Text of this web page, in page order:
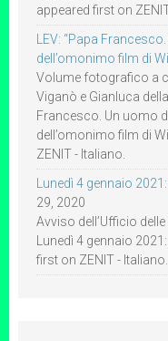
appeared first on
LEV: “Papa
dell’omonimo film di
Volume fotografico a
Viganò e Gianluca
Francesco. Un uomo
dell’omonimo film di
ZENIT - Italiano.
Lunedì 4 gennaio
29, 2020
Avviso dell’Ufficio
Lunedì 4 gennaio
first on ZENIT - Italiano.